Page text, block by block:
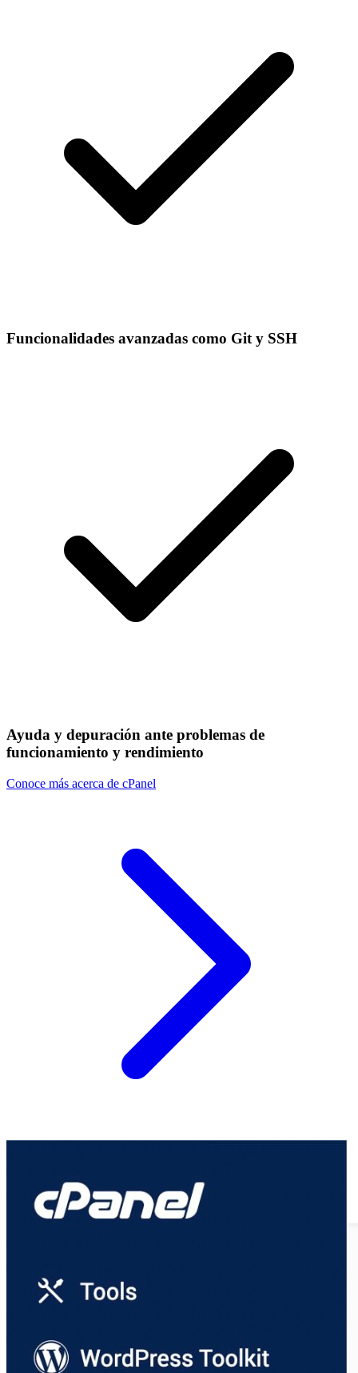
Funcionalidades avanzadas como Git y SSH
Ayuda y depuración ante problemas de
funcionamiento y rendimiento
Conoce más acerca de cPanel